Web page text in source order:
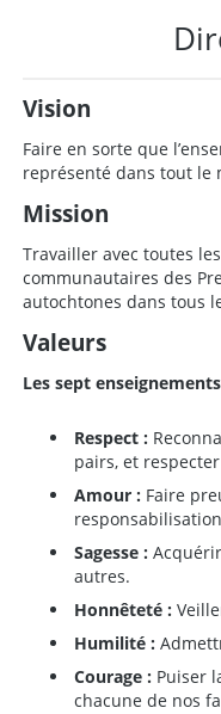
Vision
Faire en sorte que
représenté dans tout le
Mission
Travailler avec toutes
communautaires des
autochtones dans tous
Valeurs
Les sept
Respect :
pairs, et
Amour : Faire
Sagesse :
autres.
Honnêteté :
Humilité :
Courage : Puiser
chacune de nos